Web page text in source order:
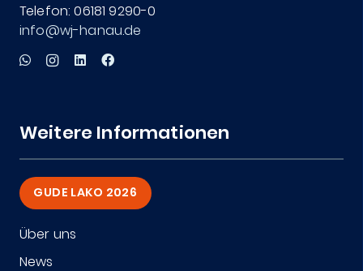
Telefon: 06181 9290-0
info@wj-hanau.de
Weitere Informationen
GUDE LAKO 2026
Über uns
News